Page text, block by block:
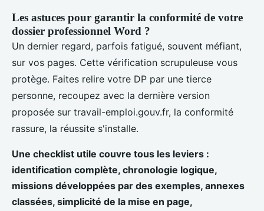
Les astuces pour garantir la conformité de votre
dossier professionnel Word ?
Un dernier regard, parfois fatigué, souvent méfiant,
sur vos pages. Cette vérification scrupuleuse vous
protège. Faites relire votre DP par une tierce
personne, recoupez avec la dernière version
proposée sur travail-emploi.gouv.fr, la conformité
rassure, la réussite s'installe.
Une checklist utile couvre tous les leviers :
identification complète, chronologie logique,
missions développées par des exemples, annexes
classées, simplicité de la mise en page,